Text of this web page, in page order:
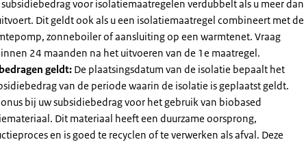
subsidiebedrag voor isolatiemaatregelen verdubbelt als u meer dan
Dit geldt ook als u een isolatiemaatregel combineert met de
zonneboiler of aansluiting op een warmtenet. Vraag
24 maanden na het uitvoeren van de 1e maatregel.
geldt: De plaatsingsdatum van de isolatie bepaalt het
van de periode waarin de isolatie is geplaatst geldt.
bij uw subsidiebedrag voor het gebruik van biobased
Dit materiaal heeft een duurzame oorsprong,
en is goed te recyclen of te verwerken als afval. Deze